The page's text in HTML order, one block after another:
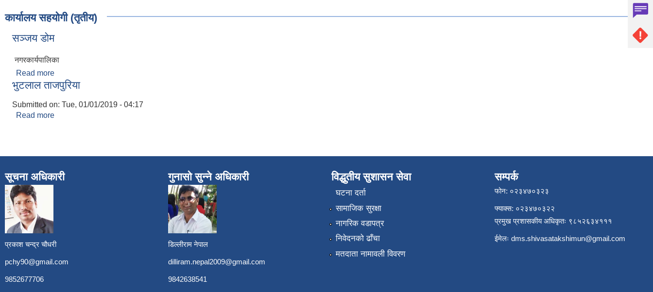
कार्यालय सहयोगी (तृतीय)
सञ्जय डोम
नगरकार्यपालिका
Read more
भुटलाल ताजपुरिया
Submitted on: Tue, 01/01/2019 - 04:17
Read more
सूचना अधिकारी
प्रकाश चन्द्र चौधरी
pchy90@gmail.com
9852677706
गुनासो सुन्ने अधिकारी
डिल्लीराम नेपाल
dilliram.nepal2009@gmail.com
9842638541
विद्धुतीय सुशासन सेवा
घटना दर्ता
सामाजिक सुरक्षा
नागरिक वडापत्र
निवेदनको ढाँचा
मतदाता नामावली विवरण
सम्पर्क
फोन: ०२३४७०३२३
फ्याक्स: ०२३४७०३२२
प्रमुख प्रशासकीय अधिकृतः ९८५२६३४१११
ईमेलः dms.shivasatakshimun@gmail.com